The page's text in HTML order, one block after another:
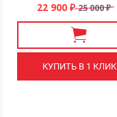
22 900₽ 25 000₽
КУПИТЬ В 1 КЛИК